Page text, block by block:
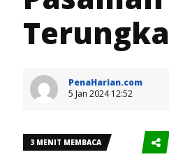
PenaHarian.com
5 Jan 2024 12:52
3 MENIT MEMBACA